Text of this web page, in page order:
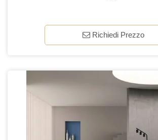
Richiedi Prezzo